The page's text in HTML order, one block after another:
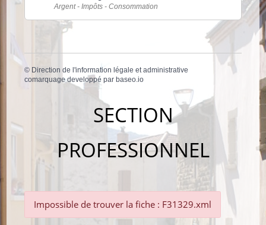
Argent - Impôts - Consommation
© Direction de l'information légale et administrative
comarquage developpé parbaseo.io
SECTION
PROFESSIONNEL
Impossible de trouver la fiche : F31329.xml